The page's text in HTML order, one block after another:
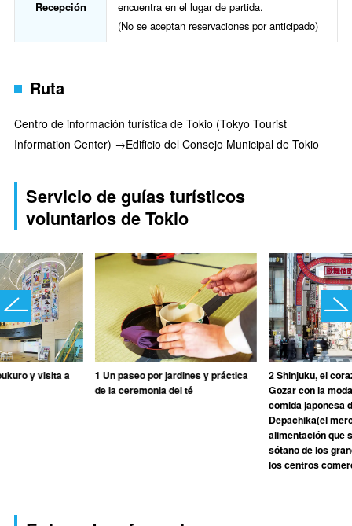
Recepción
encuentra en el lugar de partida.
(No se aceptan reservaciones por anticipado)
Ruta
Centro de información turística de Tokio (Tokyo Tourist
Information Center) →Edificio del Consejo Municipal de Tokio
Servicio de guías turísticos
voluntarios de Tokio
y visita a
1 Un paseo por jardines y práctica
de la ceremonia del té
2 Shinjuku, el
Gozar con la
comida japonesa
Depachika(el
alimentación que
sótano de los
los centros